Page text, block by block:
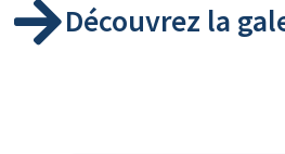
Découvrez la